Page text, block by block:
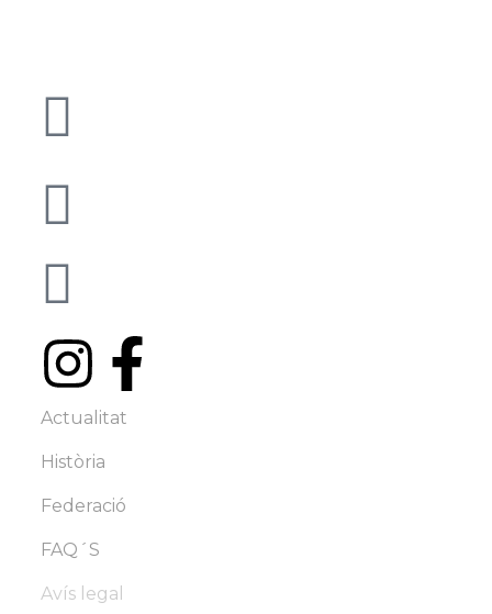
Actualitat
Història
Federació
FAQ´S
Avís legal